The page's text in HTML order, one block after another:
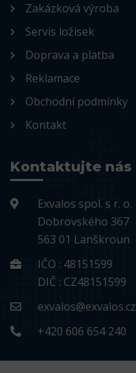
Zakázková výroba
Servis ložisek
Doprava a platba
Reklamace
Obchodní podmínky
Kontakt
Kontaktujte nás
Exvalos spol. s r. o.
Dobrovského 367
563 01 Lanškroun
IČO : 48151599
DIČ : CZ48151599
exvalos@exvalos.cz
+420 606 654 240